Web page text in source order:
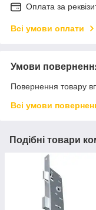
Оплата за
Всі умови оплати
Умови
Повернення товару
Всі умови
Подібні товари